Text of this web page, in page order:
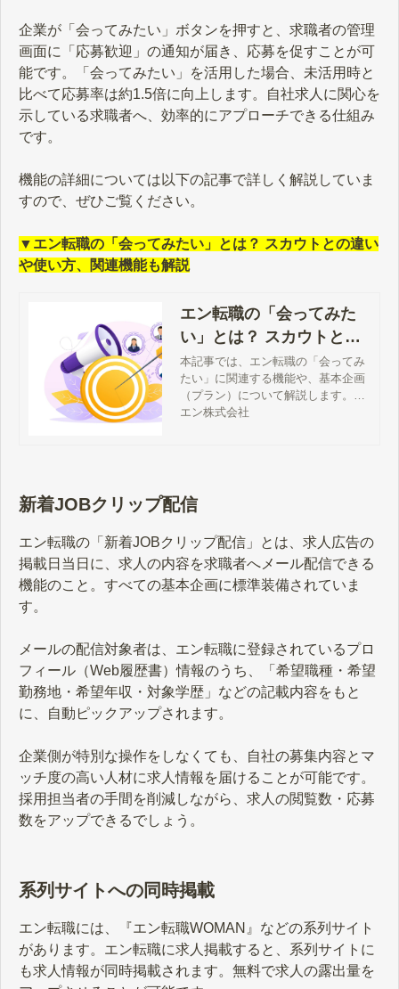
企業が「会ってみたい」ボタンを押すと、求職者の管理
画面に「応募歓迎」の通知が届き、応募を促すことが可
能です。「会ってみたい」を活用した場合、未活用時と
比べて応募率は約1.5倍に向上します。自社求人に関心を
示している求職者へ、効率的にアプローチできる仕組み
です。
機能の詳細については以下の記事で詳しく解説していま
すので、ぜひご覧ください。
▼エン転職の「会ってみたい」とは？ スカウトとの違い
や使い方、関連機能も解説
エン転職の「会ってみた
い」とは？ スカウトとの
違いや使い方、関連機能
も解説
本記事では、エン転職の「会ってみ
たい」に関連する機能や、基本企画
（プラン）について解説します。ま
た、エン転職の「会ってみたい」に
エン株式会社
新着JOBクリップ配信
エン転職の「新着JOBクリップ配信」とは、求人広告の
掲載日当日に、求人の内容を求職者へメール配信できる
機能のこと。すべての基本企画に標準装備されていま
す。
メールの配信対象者は、エン転職に登録されているプロ
フィール（Web履歴書）情報のうち、「希望職種・希望
勤務地・希望年収・対象学歴」などの記載内容をもと
に、自動ピックアップされます。
企業側が特別な操作をしなくても、自社の募集内容とマ
ッチ度の高い人材に求人情報を届けることが可能です。
採用担当者の手間を削減しながら、求人の閲覧数・応募
数をアップできるでしょう。
系列サイトへの同時掲載
エン転職には、『エン転職WOMAN』などの系列サイト
があります。エン転職に求人掲載すると、系列サイトに
も求人情報が同時掲載されます。無料で求人の露出量を